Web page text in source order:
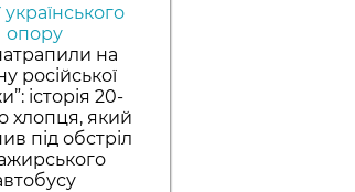
українського
опору
на
російської
історія 20-
хлопця, який
під обстріл